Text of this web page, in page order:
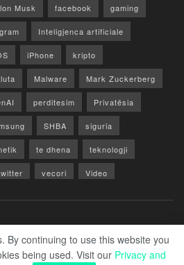
Musk facebook gaming
Inteligjenca artificiale
iPhone kripto
Malware Mark Zuckerberg
perditesim Privatësia
SHBA siguria
te dhena teknologji
vecori Video
By continuing to use this website you
being used. Visit our Privacy and